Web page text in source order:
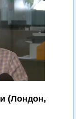
(Лондон,